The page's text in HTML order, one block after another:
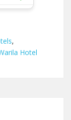
,
Hotel